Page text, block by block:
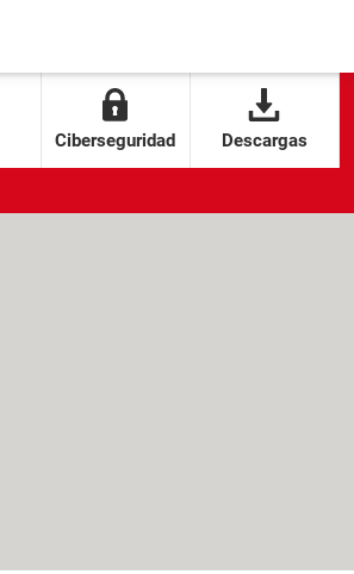
Ciberseguridad Descargas